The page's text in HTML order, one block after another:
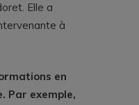
Elle a
à
en
Par exemple,